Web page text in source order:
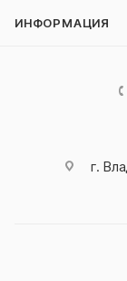
ИНФОРМАЦИЯ
г.